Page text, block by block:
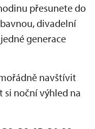
přesunete do
divadelní
generace
navštívit
si noční výhled na